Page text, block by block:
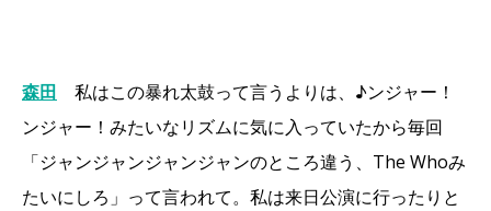
森田
私はこの暴れ太鼓って言うよりは、♪ンジャー！
ンジャー！みたいなリズムに気に入っていたから毎回
「ジャンジャンジャンジャンのところ違う、The Whoみ
たいにしろ」って言われて。私は来日公演に行ったりと